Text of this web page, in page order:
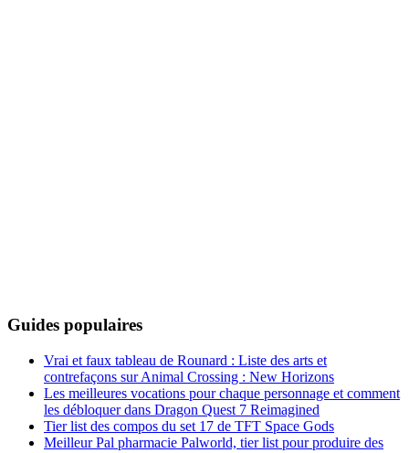
Guides populaires
Vrai et faux tableau de Rounard : Liste des arts et
contrefaçons sur Animal Crossing : New Horizons
Les meilleures vocations pour chaque personnage et comment
les débloquer dans Dragon Quest 7 Reimagined
Tier list des compos du set 17 de TFT Space Gods
Meilleur Pal pharmacie Palworld, tier list pour produire des